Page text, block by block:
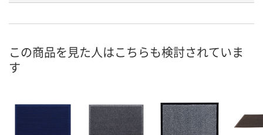
号
お届け日
カゴへ カゴへ
この商品を見た人はこちらも検討されていま
す